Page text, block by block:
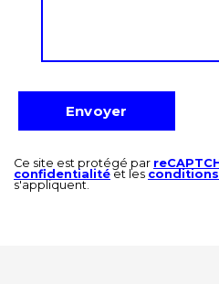
Ce site est protégé par
confidentialité et les
s'appliquent.